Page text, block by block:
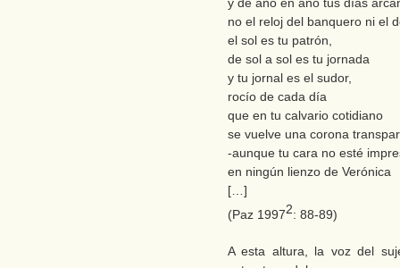
no el reloj del banquero ni el
el sol es tu patrón,
de sol a sol es tu jornada
y tu jornal es el sudor,
rocío de cada día
que en tu calvario cotidiano
se vuelve una corona
-aunque tu cara no esté
en ningún lienzo de Verónica
[…]
(Paz 19972: 88-89)
A esta altura, la voz del